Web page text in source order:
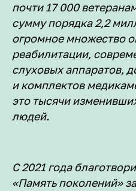
почти 17 000
сумму порядка 2,2
огромное множество
реабилитации,
слуховых аппаратов,
и комплектов
это тысячи
людей.
С 2021 года
«Память поколений»
Тест
О нас
Статьи
Партнерам
Отчетность
+7